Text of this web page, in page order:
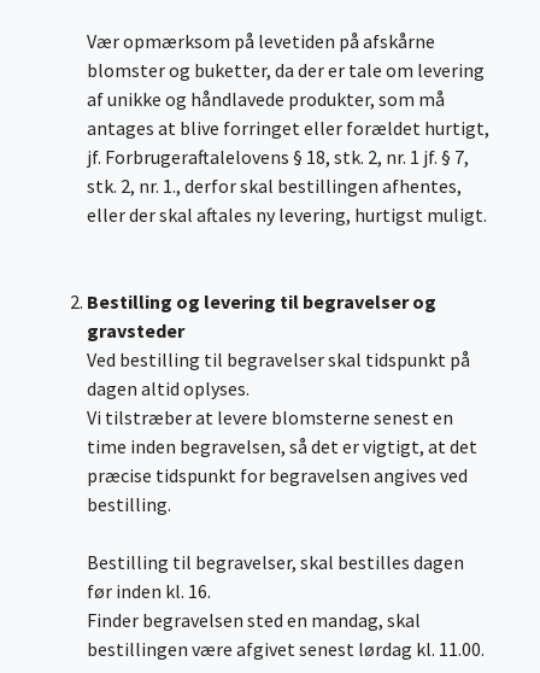
Vær opmærksom på levetiden på afskårne
blomster og buketter, da der er tale om levering
af unikke og håndlavede produkter, som må
antages at blive forringet eller forældet hurtigt,
jf. Forbrugeraftalelovens § 18, stk. 2, nr. 1 jf. § 7,
stk. 2, nr. 1., derfor skal bestillingen afhentes,
eller der skal aftales ny levering, hurtigst muligt.
Bestilling og levering til begravelser og
gravsteder
Ved bestilling til begravelser skal tidspunkt på
dagen altid oplyses.
Vi tilstræber at levere blomsterne senest en
time inden begravelsen, så det er vigtigt, at det
præcise tidspunkt for begravelsen angives ved
bestilling.
Bestilling til begravelser, skal bestilles dagen
før inden kl. 16.
Finder begravelsen sted en mandag, skal
bestillingen være afgivet senest lørdag kl. 11.00.